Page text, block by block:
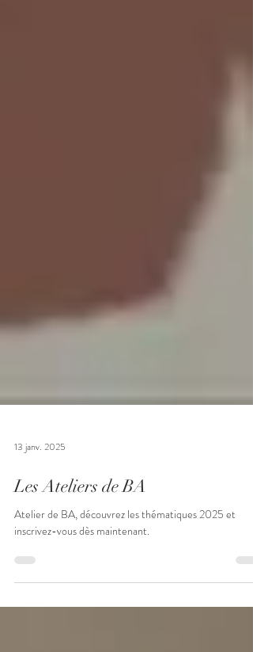
Les Ateliers de BA
Atelier de BA, découvrez les thématiques 2025 et
inscrivez-vous dès maintenant.